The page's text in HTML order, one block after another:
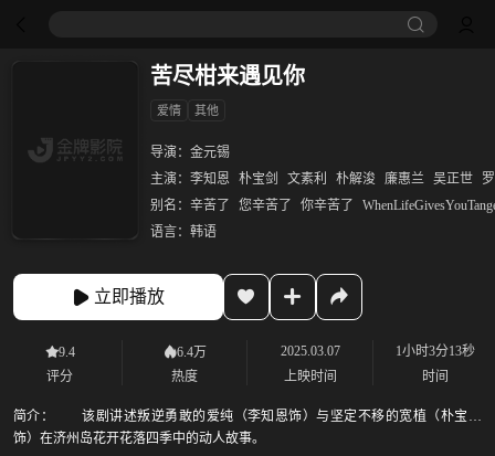
苦尽柑来遇见你
爱情 其他
导演： 金元锡
主演： 李知恩 朴宝剑 文素利 朴解浚 廉惠兰 吴正世
别名： 辛苦了 您辛苦了 你辛苦了
语言： 韩语
立即播放
9.4
评分
6.4万
热度
2025.03.07
上映时间
1小时3分13秒
时间
简介：
该剧讲述叛逆勇敢的爱纯（李知恩饰）与坚定不移的宽植（朴宝剑
饰）在济州岛花开花落四季中的动人故事。